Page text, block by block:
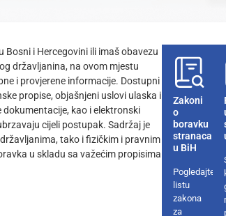
Bosni i Hercegovini ili imaš obavezu
državljanina, na ovom mjestu
i provjerene informacije. Dostupni
propise, objašnjeni uslovi ulaska i
kao i elektronski
cijeli postupak. Sadržaj je
tako i fizičkim i pravnim
u skladu sa važećim propisima
Zakoni
o
boravku
stranaca
u BiH
Pogledajte
listu
zakona
za